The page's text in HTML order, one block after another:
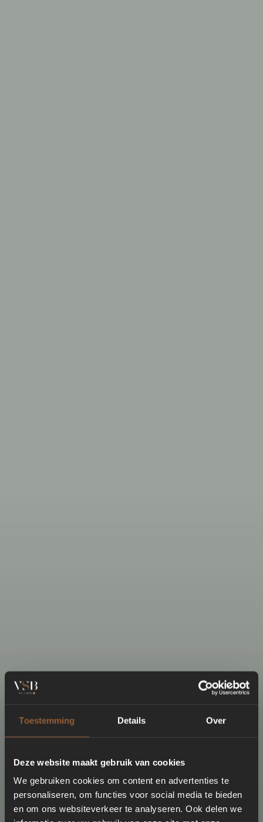
Toestemming Details Over
Deze website maakt gebruik van cookies
We gebruiken cookies om content en advertenties te
personaliseren, om functies voor social media te bieden
en om ons websiteverkeer te analyseren. Ook delen we